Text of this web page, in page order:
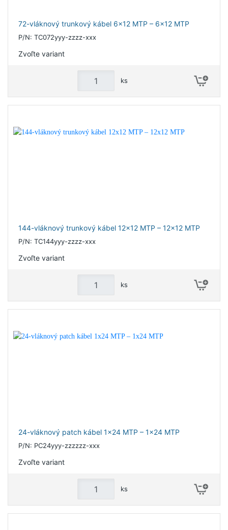
72-vláknový trunkový kábel 6x12 MTP – 6x12 MTP
P/N: TC072yyy-zzzz-xxx
Zvoľte variant
ks
144-vláknový trunkový kábel 12x12 MTP – 12x12 MTP
P/N: TC144yyy-zzzz-xxx
Zvoľte variant
ks
24-vláknový patch kábel 1x24 MTP – 1x24 MTP
P/N: PC24yyy-zzzzzz-xxx
Zvoľte variant
ks